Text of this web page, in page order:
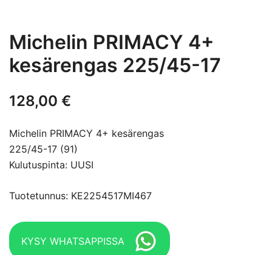
Michelin PRIMACY 4+
kesärengas 225/45-17
128,00 €
Michelin PRIMACY 4+ kesärengas
225/45-17 (91)
Kulutuspinta: UUSI
Tuotetunnus: KE2254517MI467
KYSY WHATSAPPISSA